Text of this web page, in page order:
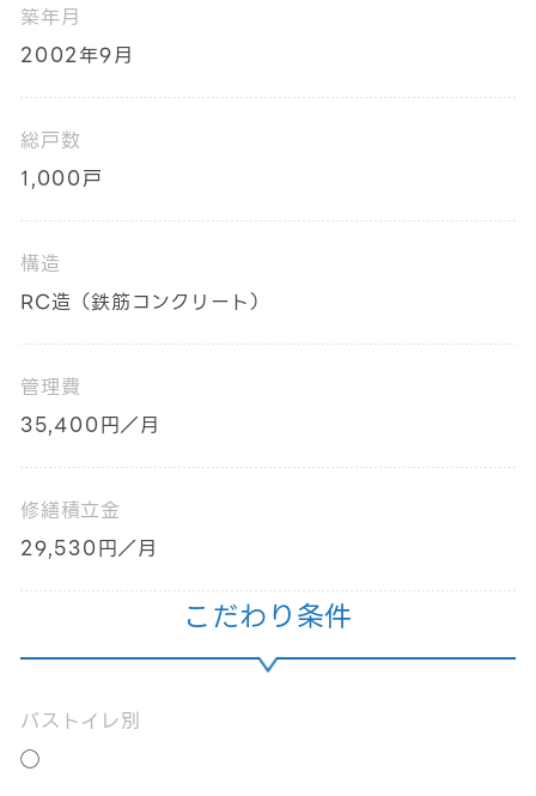
築年月
2002年9月
総戸数
1,000戸
構造
RC造（鉄筋コンクリート）
管理費
35,400円／月
修繕積立金
29,530円／月
こだわり条件
バストイレ別
◯